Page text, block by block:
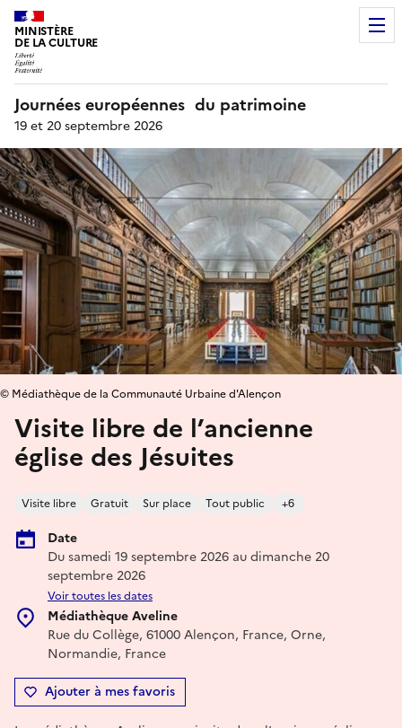
MINISTÈRE
DE LA CULTURE
Journées européennes du patrimoine
19 et 20 septembre 2026
Visite libre de l’ancienne
église des Jésuites
Visite libre Gratuit Sur place Tout public +6
Date
Du samedi 19 septembre 2026 au dimanche 20
septembre 2026
Voir toutes les dates
Médiathèque Aveline
Rue du Collège, 61000 Alençon, France, Orne,
Normandie, France
Ajouter à mes favoris
© Médiathèque de la Communauté Urbaine d'Alençon